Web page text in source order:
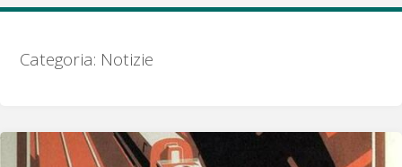
Categoria: Notizie